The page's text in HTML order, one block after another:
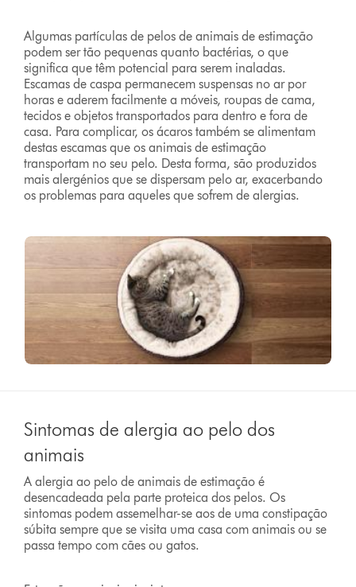
Algumas partículas de pelos de animais de estimação
podem ser tão pequenas quanto bactérias, o que
significa que têm potencial para serem inaladas.
Escamas de caspa permanecem suspensas no ar por
horas e aderem facilmente a móveis, roupas de cama,
tecidos e objetos transportados para dentro e fora de
casa. Para complicar, os ácaros também se alimentam
destas escamas que os animais de estimação
transportam no seu pelo. Desta forma, são produzidos
mais alergénios que se dispersam pelo ar, exacerbando
os problemas para aqueles que sofrem de alergias.
Sintomas de alergia ao pelo dos
animais
A alergia ao pelo de animais de estimação é
desencadeada pela parte proteica dos pelos. Os
sintomas podem assemelhar-se aos de uma constipação
súbita sempre que se visita uma casa com animais ou se
passa tempo com cães ou gatos.